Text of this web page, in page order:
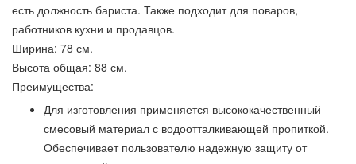
есть должность бариста. Также подходит для поваров,
работников кухни и продавцов.
Ширина: 78 см.
Высота общая: 88 см.
Преимущества:
Для изготовления применяется высококачественный
смесовый материал с водоотталкивающей пропиткой.
Обеспечивает пользователю надежную защиту от